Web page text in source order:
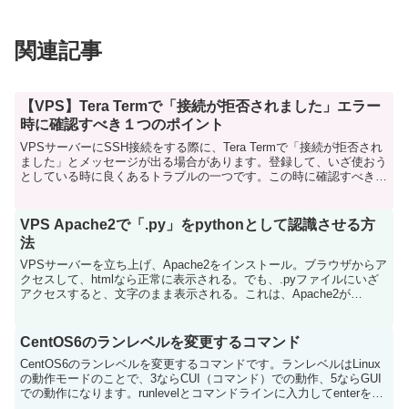
関連記事
【VPS】Tera Termで「接続が拒否されました」エラー
時に確認すべき１つのポイント
VPSサーバーにSSH接続をする際に、Tera Termで「接続が拒否され
ました」とメッセージが出る場合があります。登録して、いざ使おう
としている時に良くあるトラブルの一つです。この時に確認すべき
VPS Apache2で「.py」をpythonとして認識させる方
法
VPSサーバーを立ち上げ、Apache2をインストール。ブラウザからア
クセスして、htmlなら正常に表示される。でも、.pyファイルにいざ
アクセスすると、文字のまま表示される。これは、Apache2が
CentOS6のランレベルを変更するコマンド
CentOS6のランレベルを変更するコマンドです。ランレベルはLinux
の動作モードのことで、3ならCUI（コマンド）での動作、5ならGUI
での動作になります。runlevelとコマンドラインに入力してenterを押